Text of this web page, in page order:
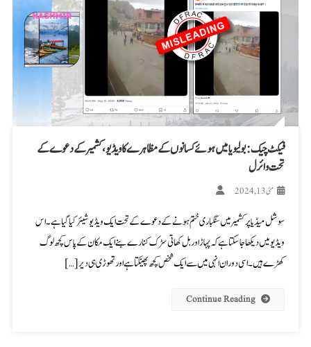
فیکٹ چیک: بولیویا میں ہوئے کسانوں کے مظاہرے کا ویڈیو، کشمیر کے دعوے کے
تحت وائرل
مئی 13, 2024
سوشل میڈیا پر کشمیر میں سنگباری ختم ہونے کے دعوے کے تحت ایک ویڈیو شیئر کیا گیا ہے۔ اس
ویڈیو میں دیکھا جا سکتا ہے کہ پہاڑ اور بل کھاتی سڑک کنارے بنے ایک مکان کے پاس کچھ لوگ
کھڑے ہیں۔ اسی دوران انہی میں سے ایک شخص کچھ پھینکتا ہے اور تھوڑی ہی دیر […]
Continue Reading